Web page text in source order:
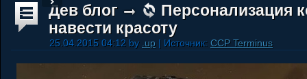
Дев блог
Персонализация
навести красоту
25.04.2015 04:12 by .up | Источник: CCP Terminus